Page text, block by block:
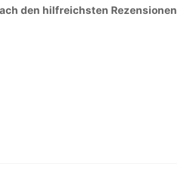
den hilfreichsten Rezensionen